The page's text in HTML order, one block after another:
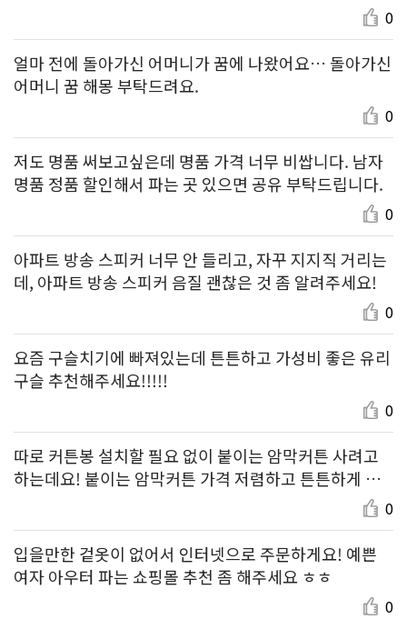
0
얼마 전에 돌아가신 어머니가 꿈에 나왔어요… 돌아가신
어머니 꿈 해몽 부탁드려요.
0
저도 명품 써보고싶은데 명품 가격 너무 비쌉니다. 남자
명품 정품 할인해서 파는 곳 있으면 공유 부탁드립니다.
0
아파트 방송 스피커 너무 안 들리고, 자꾸 지지직 거리는
데, 아파트 방송 스피커 음질 괜찮은 것 좀 알려주세요!
0
요즘 구슬치기에 빠져있는데 튼튼하고 가성비 좋은 유리
구슬 추천해주세요!!!!!
0
따로 커튼봉 설치할 필요 없이 붙이는 암막커튼 사려고
하는데요! 붙이는 암막커튼 가격 저렴하고 튼튼하게 잘
0
입을만한 겉옷이 없어서 인터넷으로 주문하게요! 예쁜
여자 아우터 파는 쇼핑몰 추천 좀 해주세요 ㅎㅎ
0